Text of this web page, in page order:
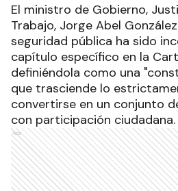
El ministro de Gobierno,
Trabajo, Jorge Abel
seguridad pública ha sido
capítulo específico en la
definiéndola como una
que trasciende lo
convertirse en un conjunto
con participación ciudadana.
Ads